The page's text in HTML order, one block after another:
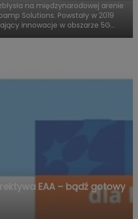
na międzynarodowej arenie
Solutions. Powstały w 2019
innowacje w obszarze 5G
EAA – bądź gotowy